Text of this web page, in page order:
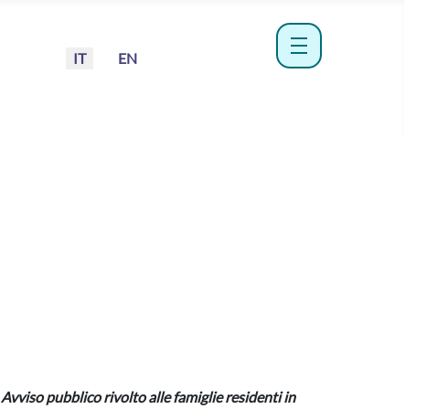
Seleziona la tua lingua
IT EN menu hamburger
Avviso pubblico rivolto alle famiglie residenti in